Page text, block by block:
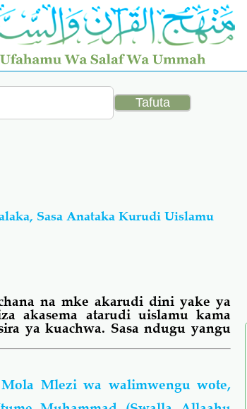
Sasa Anataka Kurudi Uislamu
na mke akarudi dini yake ya
akasema atarudi uislamu kama
ya kuachwa. Sasa ndugu yangu
Mlezi wa walimwengu wote,